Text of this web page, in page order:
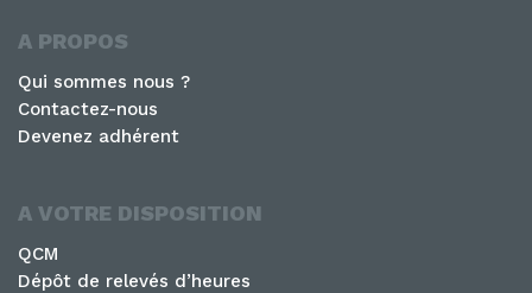
A PROPOS
Qui sommes nous ?
Contactez-nous
Devenez adhérent
A VOTRE DISPOSITION
QCM
Dépôt de relevés d’heures